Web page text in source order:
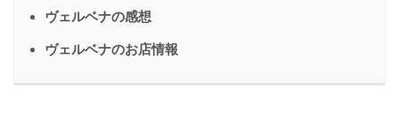
ヴェルベナの感想
ヴェルベナのお店情報